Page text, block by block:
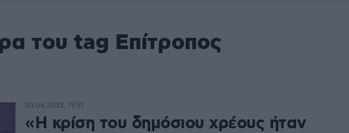
του tag Επίτροπος
«Η κρίση του δημόσιου χρέους ήταν
20.08.2022, 17:51